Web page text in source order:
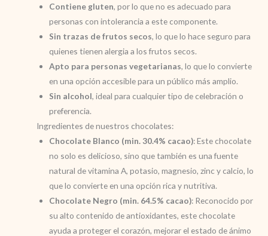
Contiene gluten, por lo que no es adecuado para
personas con intolerancia a este componente.
Sin trazas de frutos secos, lo que lo hace seguro para
quienes tienen alergia a los frutos secos.
Apto para personas vegetarianas, lo que lo convierte
en una opción accesible para un público más amplio.
Sin alcohol, ideal para cualquier tipo de celebración o
preferencia.
Ingredientes de nuestros chocolates:
Chocolate Blanco (min. 30.4% cacao): Este chocolate
no solo es delicioso, sino que también es una fuente
natural de vitamina A, potasio, magnesio, zinc y calcio, lo
que lo convierte en una opción rica y nutritiva.
Chocolate Negro (min. 64.5% cacao): Reconocido por
su alto contenido de antioxidantes, este chocolate
ayuda a proteger el corazón, mejorar el estado de ánimo